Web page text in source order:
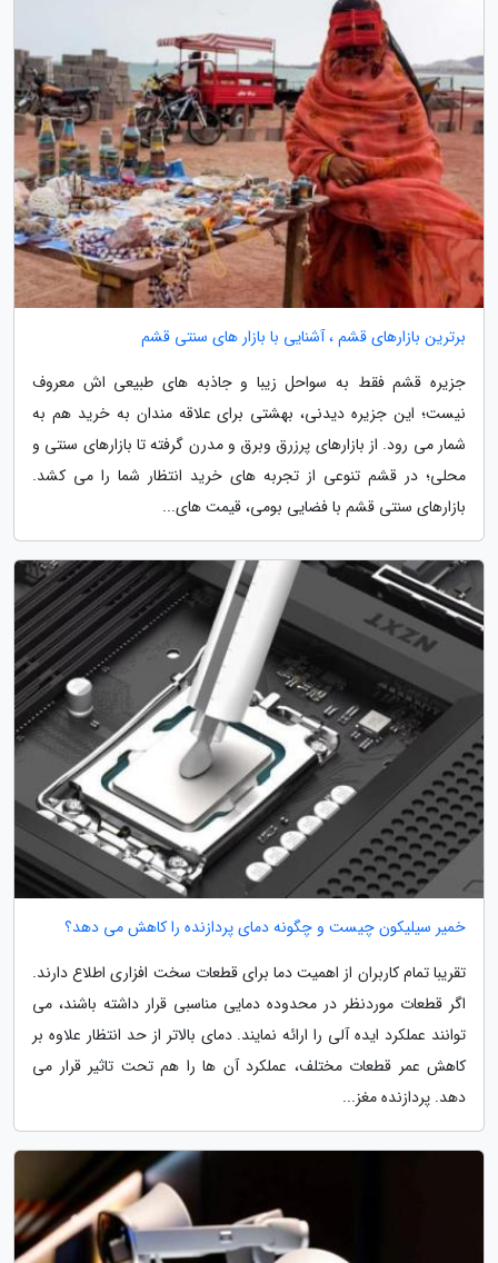
برترین بازارهای قشم ، آشنایی با بازار های سنتی قشم
جزیره قشم فقط به سواحل زیبا و جاذبه های طبیعی اش معروف
نیست؛ این جزیره دیدنی، بهشتی برای علاقه مندان به خرید هم به
شمار می رود. از بازارهای پرزرق وبرق و مدرن گرفته تا بازارهای سنتی و
محلی؛ در قشم تنوعی از تجربه های خرید انتظار شما را می کشد.
بازارهای سنتی قشم با فضایی بومی، قیمت های...
خمیر سیلیکون چیست و چگونه دمای پردازنده را کاهش می دهد؟
تقریبا تمام کاربران از اهمیت دما برای قطعات سخت افزاری اطلاع دارند.
اگر قطعات موردنظر در محدوده دمایی مناسبی قرار داشته باشند، می
توانند عملکرد ایده آلی را ارائه نمایند. دمای بالاتر از حد انتظار علاوه بر
کاهش عمر قطعات مختلف، عملکرد آن ها را هم تحت تاثیر قرار می
دهد. پردازنده مغز...